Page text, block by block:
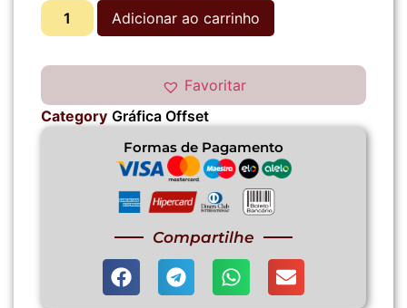
Adicionar ao carrinho
Favoritar
Category Gráfica Offset
Formas de Pagamento
Compartilhe